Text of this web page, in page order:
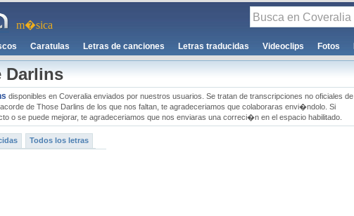
m�sica
Caratulas Letras de canciones Letras traducidas Videoclips Fotos
Darlins
disponibles en Coveralia enviados por nuestros usuarios. Se tratan de transcripciones no oficiales de
de Those Darlins de los que nos faltan, te agradeceriamos que colaboraras envi�ndolo. Si
o se puede mejorar, te agradeceriamos que nos enviaras una correci�n en el espacio habilitado.
Todos los letras